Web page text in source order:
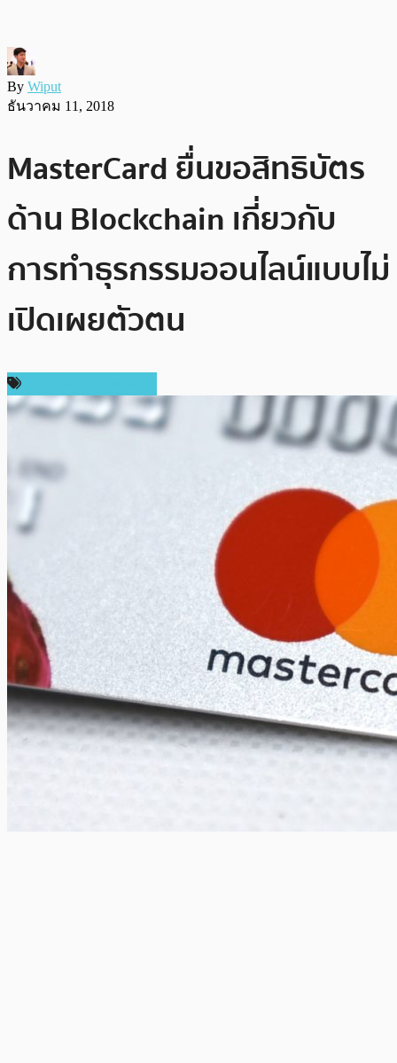
By Wiput
ธันวาคม 11, 2018
MasterCard ยื่นขอสิทธิบัตร
ด้าน Blockchain เกี่ยวกับ
การทำธุรกรรมออนไลน์แบบไม่
เปิดเผยตัวตน